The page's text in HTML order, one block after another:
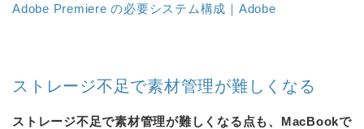
Adobe Premiere の必要システム構成｜Adobe
ストレージ不足で素材管理が難しくなる
ストレージ不足で素材管理が難しくなる点も、MacBookで